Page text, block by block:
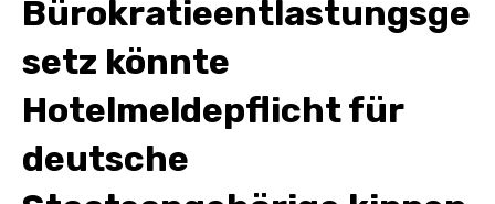
Bürokratieentlastungsge
setz könnte
Hotelmeldepflicht für
deutsche